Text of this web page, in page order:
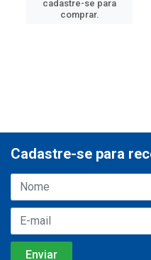
cadastre-se para
comprar.
Cadastre-se para